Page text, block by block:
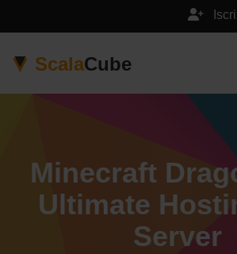
ScalaCube
Minecraft
Ultimate
Server